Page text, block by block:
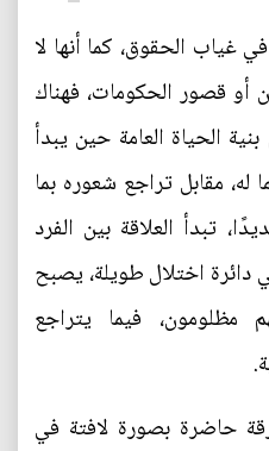
غياب الحقوق، كما أنها لا
قصور الحكومات، فهناك
الحياة العامة حين يبدأ
له، مقابل تراجع شعوره بما
تبدأ العلاقة بين الفرد
دائرة اختلال طويلة، يصبح
مظلومون، فيما يتراجع
حاضرة بصورة لافتة في